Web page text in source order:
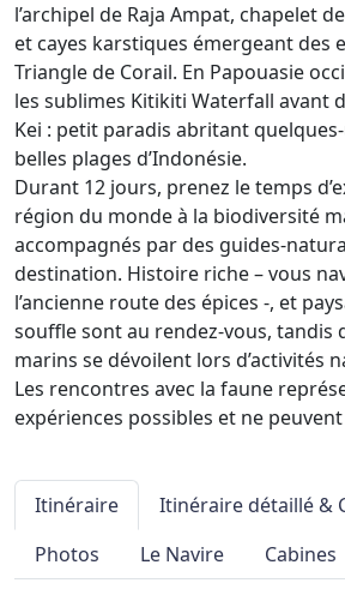
l’archipel de Raja Ampat, chapelet
et cayes karstiques émergeant des
Triangle de Corail. En Papouasie
les sublimes Kitikiti Waterfall avant
Kei : petit paradis abritant
belles plages d’Indonésie.
Durant 12 jours, prenez le temps
région du monde à la biodiversité
accompagnés par des guides-
destination. Histoire riche – vous
l’ancienne route des épices -, et
souffle sont au rendez-vous, tandis
marins se dévoilent lors d’activités
Les rencontres avec la faune
expériences possibles et ne
Itinéraire
Itinéraire détaillé &
Photos
Le Navire Cabines